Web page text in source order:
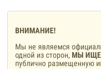
ВНИМАНИЕ!
Мы не являемся
одной из сторон, МЫ
публично размещенную